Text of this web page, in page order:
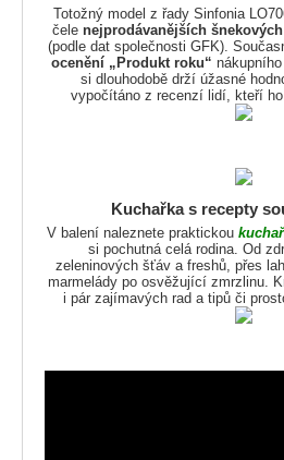
Totožný model z řady Sinfonia
čele nejprodávanějších
(podle dat společnosti GFK).
ocenění „Produkt roku“
si dlouhodobě drží úžasné
vypočítáno z recenzí lidí, kteří
Kuchařka s recepty
V balení naleznete praktickou
si pochutná celá rodina. Od
zeleninových šťáv a freshů, přes
marmelády po osvěžující zmrzlinu.
i pár zajímavých rad a tipů či